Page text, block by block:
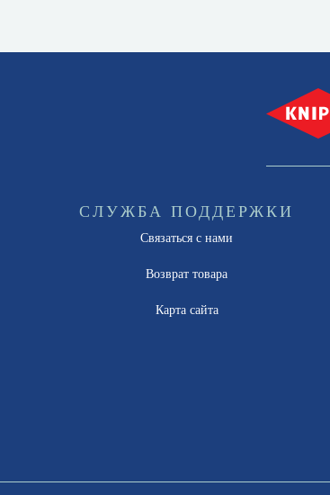
СЛУЖБА ПОДДЕРЖКИ
Связаться с нами
Возврат товара
Карта сайта